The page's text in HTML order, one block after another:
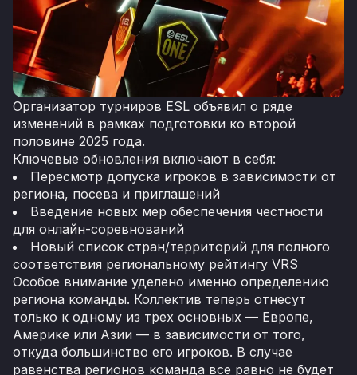
Организатор турниров ESL объявил о ряде
изменений в рамках подготовки ко второй
половине 2025 года.
Ключевые обновления включают в себя:
Пересмотр допуска игроков в зависимости от
региона, посева и приглашений
Введение новых мер обеспечения честности
для онлайн-соревнований
Новый список стран/территорий для полного
соответствия региональному рейтингу VRS
Особое внимание уделено именно определению
региона команды. Коллектив теперь отнесут
только к одному из трех основных — Европе,
Америке или Азии — в зависимости от того,
откуда большинство его игроков. В случае
равенства регионов команда все равно не будет